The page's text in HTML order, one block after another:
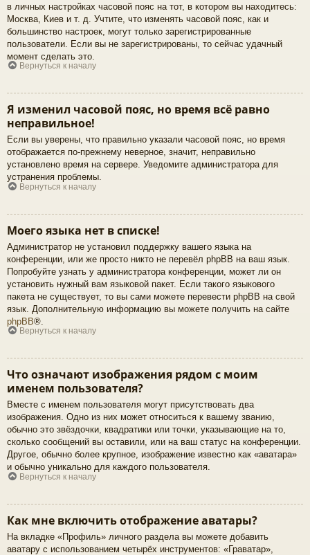
в личных настройках часовой пояс на тот, в котором вы находитесь:
Москва, Киев и т. д. Учтите, что изменять часовой пояс, как и
большинство настроек, могут только зарегистрированные
пользователи. Если вы не зарегистрированы, то сейчас удачный
момент сделать это.
Вернуться к началу
Я изменил часовой пояс, но время всё равно
неправильное!
Если вы уверены, что правильно указали часовой пояс, но время
отображается по-прежнему неверное, значит, неправильно
установлено время на сервере. Уведомите администратора для
устранения проблемы.
Вернуться к началу
Моего языка нет в списке!
Администратор не установил поддержку вашего языка на
конференции, или же просто никто не перевёл phpBB на ваш язык.
Попробуйте узнать у администратора конференции, может ли он
установить нужный вам языковой пакет. Если такого языкового
пакета не существует, то вы сами можете перевести phpBB на свой
язык. Дополнительную информацию вы можете получить на сайте
phpBB®.
Вернуться к началу
Что означают изображения рядом с моим
именем пользователя?
Вместе с именем пользователя могут присутствовать два
изображения. Одно из них может относиться к вашему званию,
обычно это звёздочки, квадратики или точки, указывающие на то,
сколько сообщений вы оставили, или на ваш статус на конференции.
Другое, обычно более крупное, изображение известно как «аватара»
и обычно уникально для каждого пользователя.
Вернуться к началу
Как мне включить отображение аватары?
На вкладке «Профиль» личного раздела вы можете добавить
аватару с использованием четырёх инструментов: «Граватар»,